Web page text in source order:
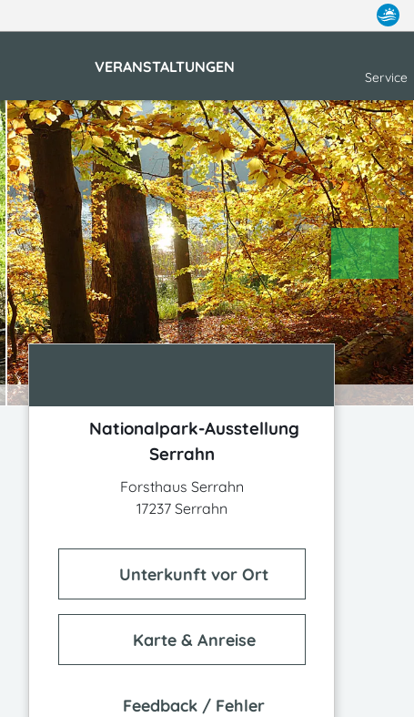
VERANSTALTUNGEN
Service
Nationalpark-Ausstellung
Serrahn
Forsthaus Serrahn
17237 Serrahn
Unterkunft vor Ort
Karte & Anreise
Feedback / Fehler